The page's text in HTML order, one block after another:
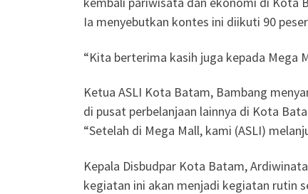
Ia menyebutkan kontes ini diikuti 90
“Kita berterima kasih juga kepada Mega
Ketua ASLI Kota Batam, Bambang
di pusat perbelanjaan lainnya di Kota
“Setelah di Mega Mall, kami (ASLI)
Kepala Disbudpar Kota Batam,
kegiatan ini akan menjadi kegiatan rutin